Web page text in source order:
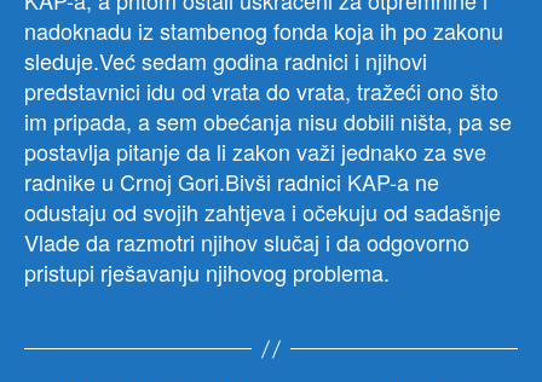
nadoknadu iz stambenog fonda koja ih po zakonu
sleduje.Već sedam godina radnici i njihovi
predstavnici idu od vrata do vrata, tražeći ono što
im pripada, a sem obećanja nisu dobili ništa, pa se
postavlja pitanje da li zakon važi jednako za sve
radnike u Crnoj Gori.Bivši radnici KAP-a ne
odustaju od svojih zahtjeva i očekuju od sadašnje
Vlade da razmotri njihov slučaj i da odgovorno
pristupi rješavanju njihovog problema.